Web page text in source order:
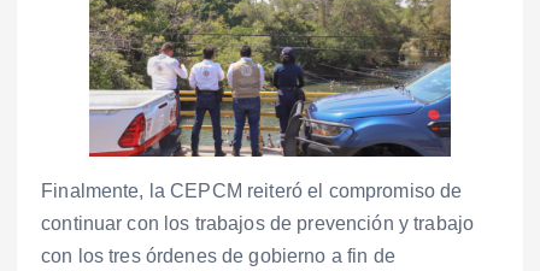
Finalmente, la CEPCM reiteró el compromiso de
continuar con los trabajos de prevención y trabajo
con los tres órdenes de gobierno a fin de